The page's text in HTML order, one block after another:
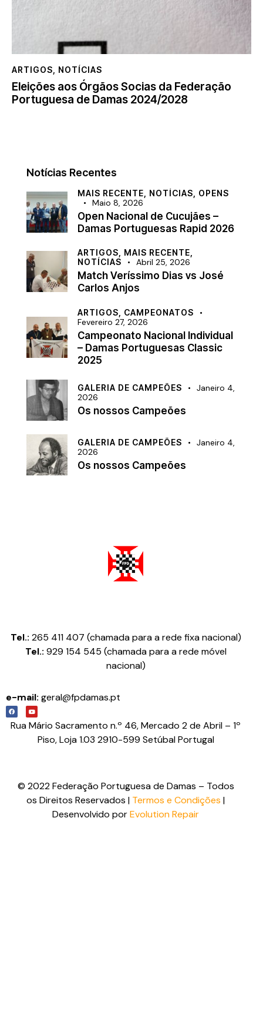
ARTIGOS NOTÍCIAS
Eleições aos Órgãos Socias da Federação
Portuguesa de Damas 2024/2028
Notícias Recentes
MAIS RECENTE, NOTÍCIAS, OPENS
Maio 8, 2026
Open Nacional de Cucujães –
Damas Portuguesas Rapid 2026
ARTIGOS, MAIS RECENTE,
NOTÍCIAS
Abril 25, 2026
Match Veríssimo Dias vs José
Carlos Anjos
ARTIGOS, CAMPEONATOS
Fevereiro 27, 2026
Campeonato Nacional Individual
– Damas Portuguesas Classic
2025
GALERIA DE CAMPEÕES
Janeiro 4,
2026
Os nossos Campeões
GALERIA DE CAMPEÕES
Janeiro 4,
2026
Os nossos Campeões
Tel.: 265 411 407 (chamada para a rede fixa nacional)
Tel.: 929 154 545 (chamada para a rede móvel
nacional)
e-mail: geral@fpdamas.pt
Rua Mário Sacramento n.º 46, Mercado 2 de Abril – 1º
Piso, Loja 1.03 2910-599 Setúbal Portugal
© 2022 Federação Portuguesa de Damas – Todos
os Direitos Reservados | Termos e Condições |
Desenvolvido porEvolution Repair